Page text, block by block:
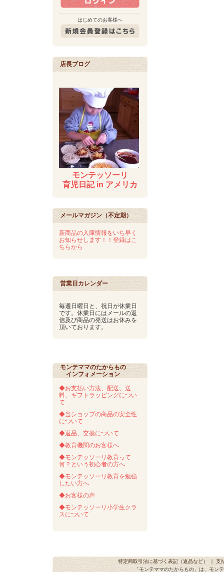
はじめてのお客様へ
店長ブログ
モンテッソーリ
育児日記 in アメリカ
メールマガジン（不定期）
新商品の入庫情報をいち早く
お知らせします！！登録はこ
ちらから
営業日カレンダー
毎週日曜日と、祝日が休業日
です。休業日にはメールの返
信及び商品の発送はお休みを
頂いております。
モンテママのたからもの
インフォメーション
◆お支払い方法、配送、送
料、ギフトラッピングについ
て
◆当ショップの商品の安全性
について
◆返品、交換について
◆教育機関のお客様へ
◆モンテッソーリ教育って
何？という初心者の方へ
◆モンテッソーリ教育を勉強
したい方へ
◆お客様の声
◆モンテッソーリ小学生クラ
スについて
特定商取引法に基づく表記（返品など） ｜ 支
「モンテママのたからもの」は、モン